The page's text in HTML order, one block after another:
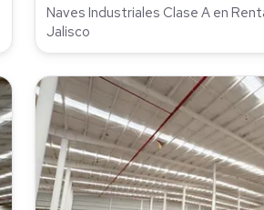
Naves Industriales Clase A en
Jalisco